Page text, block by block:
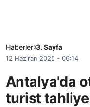
Haberler 3. Sayfa
12 Haziran 2025 - 06:14
Antalya'da
turist